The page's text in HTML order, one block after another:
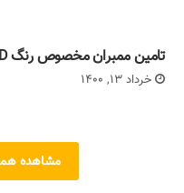
تامین ممبران مخصوص رنگ ED با فلنجهای لاستیکی
خرداد 13, 1400
مشاهده